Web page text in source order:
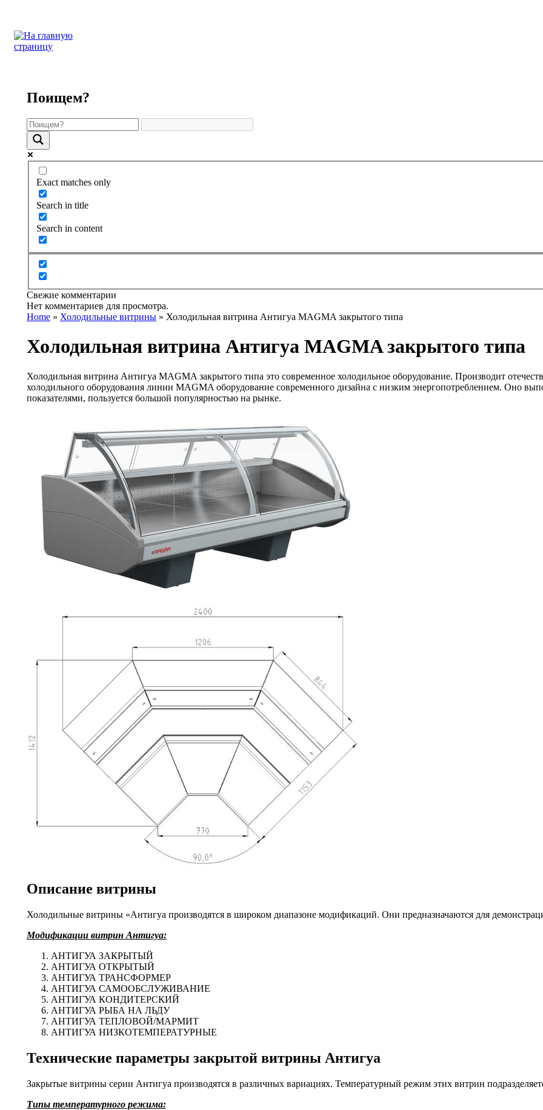
Поищем?
Exact matches only
Search in title
Search in content
Свежие комментарии
Нет комментариев для просмотра.
Home » Холодильные витрины » Холодильная витрина Антигуа MAGMA закрытого типа
Холодильная витрина Антигуа MAGMA закрытого типа
Холодильная витрина Антигуа MAGMA закрытого типа это современное холодильное оборудование. Производит
холодильного оборудования линии MAGMA оборудование современного дизайна с низким энергопотреблением. Оно
показателями, пользуется большой популярностью на рынке.
Описание витрины
Холодильные витрины «Антигуа производятся в широком диапазоне модификаций. Они предназначаются для
Модификации витрин Антигуа:
АНТИГУА ЗАКРЫТЫЙ
АНТИГУА ОТКРЫТЫЙ
АНТИГУА ТРАНСФОРМЕР
АНТИГУА САМООБСЛУЖИВАНИЕ
АНТИГУА КОНДИТЕРСКИЙ
АНТИГУА РЫБА НА ЛЬДУ
АНТИГУА ТЕПЛОВОЙ/МАРМИТ
АНТИГУА НИЗКОТЕМПЕРАТУРНЫЕ
Технические параметры закрытой витрины Антигуа
Закрытые витрины серии Антигуа производятся в различных вариациях. Температурный режим этих витрин
Типы температурного режима: